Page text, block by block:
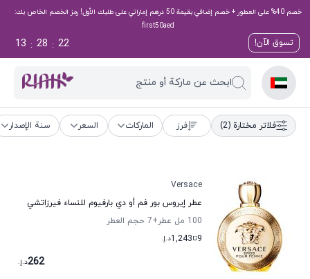
خصم 40% على العطور + خصم إضافي بقيمة 50 درهم إماراتي على طلبك الأول! رمز الخصم الخاص بك:
first50aed
تسوق الآن! 21
:
28
:
13
ابحث عن ماركة أو منتج
فلاتر مختارة (2) فرز الماركات السعر سنة الإصدار
Versace
عطر إيروس بور فم أو دي بارفيوم للنساء فيرزاتشي
100 مل عطر
+7
حجم العطر
9تا1,243د.إ.
262د.إ.